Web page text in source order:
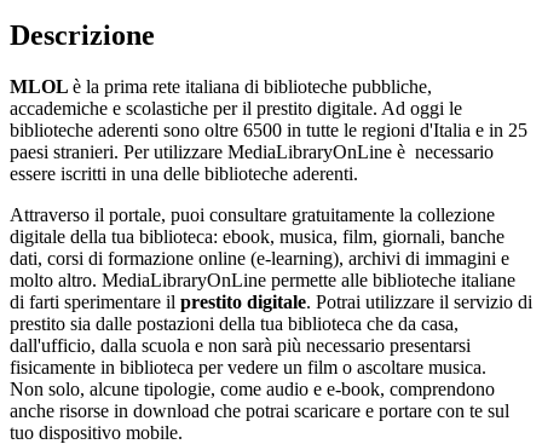
Descrizione
MLOL è la prima rete italiana di biblioteche pubbliche,
accademiche e scolastiche per il prestito digitale. Ad oggi le
biblioteche aderenti sono oltre 6500 in tutte le regioni d'Italia e in 25
paesi stranieri. Per utilizzare MediaLibraryOnLine è necessario
essere iscritti in una delle biblioteche aderenti.
Attraverso il portale, puoi consultare gratuitamente la collezione
digitale della tua biblioteca: ebook, musica, film, giornali, banche
dati, corsi di formazione online (e-learning), archivi di immagini e
molto altro. MediaLibraryOnLine permette alle biblioteche italiane
di farti sperimentare il prestito digitale. Potrai utilizzare il servizio di
prestito sia dalle postazioni della tua biblioteca che da casa,
dall'ufficio, dalla scuola e non sarà più necessario presentarsi
fisicamente in biblioteca per vedere un film o ascoltare musica.
Non solo, alcune tipologie, come audio e e-book, comprendono
anche risorse in download che potrai scaricare e portare con te sul
tuo dispositivo mobile.